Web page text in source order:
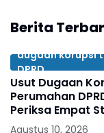
Berita
dugaan korupsi
DPRD
Usut Dugaan
Perumahan
Periksa Empat
Agustus 10, 2026